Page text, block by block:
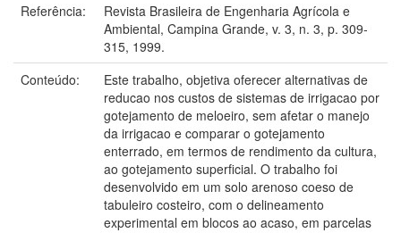
Referência:
Revista Brasileira de Engenharia Agrícola e
Ambiental, Campina Grande, v. 3, n. 3, p. 309-
315, 1999.
Conteúdo:
Este trabalho, objetiva oferecer alternativas de
reducao nos custos de sistemas de irrigacao por
gotejamento de meloeiro, sem afetar o manejo
da irrigacao e comparar o gotejamento
enterrado, em termos de rendimento da cultura,
ao gotejamento superficial. O trabalho foi
desenvolvido em um solo arenoso coeso de
tabuleiro costeiro, com o delineamento
experimental em blocos ao acaso, em parcelas